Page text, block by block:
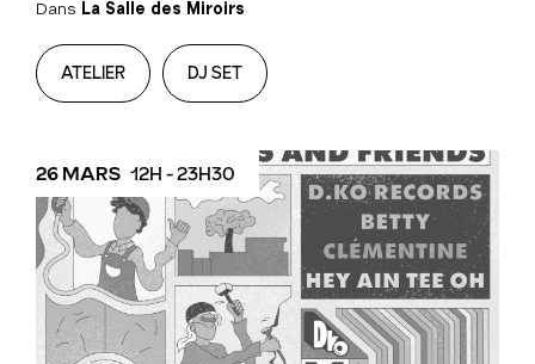
Dans La Salle des Miroirs
ATELIER DJ SET
26 MARS 12H - 23H30